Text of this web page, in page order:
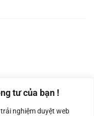
tư của bạn !
nghiệm duyệt web